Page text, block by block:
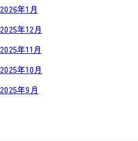
2026年1月
2025年12月
2025年11月
2025年10月
2025年9月